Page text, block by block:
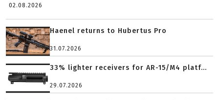
02.08.2026
Haenel returns to Hubertus Pro
31.07.2026
33% lighter receivers for AR-15/M4 platf...
29.07.2026